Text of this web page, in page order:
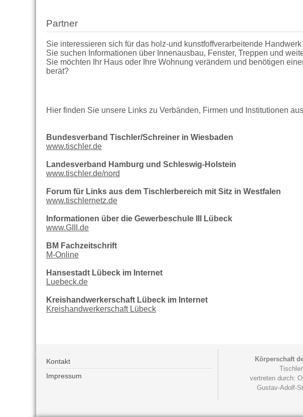
Partner
Sie interessieren sich für das holz-und kunstfoffverarbeitende
Sie suchen Informationen über Innenausbau, Fenster, Treppen und
Sie möchten Ihr Haus oder Ihre Wohnung verändern und benötigen
berät?
Hier finden Sie unsere Links zu Verbänden, Firmen und Institutionen
Bundesverband Tischler/Schreiner in Wiesbaden
www.tischler.de
Landesverband Hamburg und Schleswig-Holstein
www.tischler.de/nord
Forum für Links aus dem Tischlerbereich mit Sitz in Westfalen
www.tischlernetz.de
Informationen über die Gewerbeschule III Lübeck
www.GIII.de
BM Fachzeitschrift
M-Online
Hansestadt Lübeck im Internet
Luebeck.de
Kreishandwerkerschaft Lübeck im Internet
Kreishandwerkerschaft Lübeck
Kontakt
Impressum
Körperschaft
vertreten durch:
Gustav-Adolf-